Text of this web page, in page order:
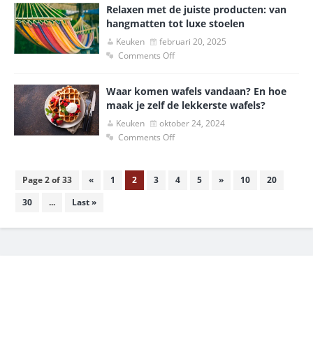
Relaxen met de juiste producten: van
hangmatten tot luxe stoelen
Keuken
februari 20, 2025
Comments Off
Waar komen wafels vandaan? En hoe
maak je zelf de lekkerste wafels?
Keuken
oktober 24, 2024
Comments Off
Page 2 of 33 « 1 2 3 4 5 » 10
20
30
... Last »